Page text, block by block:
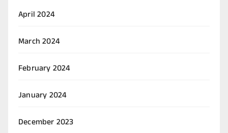
April 2024
March 2024
February 2024
January 2024
December 2023